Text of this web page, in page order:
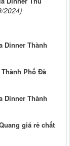
2024)
Dinner Thành
Phố Đà
Dinner Thành
giá rẻ chất